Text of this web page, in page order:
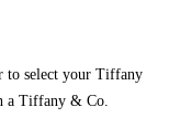
to select your Tiffany
a Tiffany & Co.